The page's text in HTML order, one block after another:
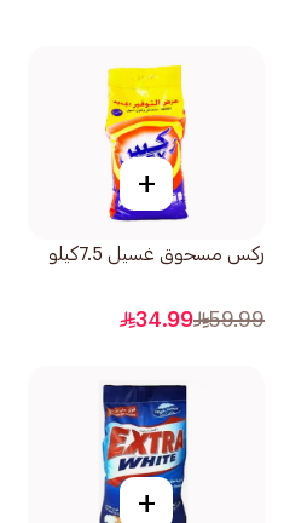
+
ركس مسحوق غسيل 7.5كيلو
59.99
34.99
+